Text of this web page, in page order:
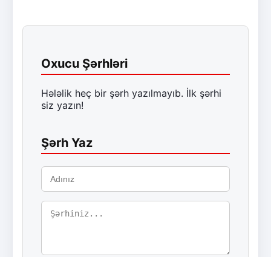
Oxucu Şərhləri
Hələlik heç bir şərh yazılmayıb. İlk şərhi
siz yazın!
Şərh Yaz